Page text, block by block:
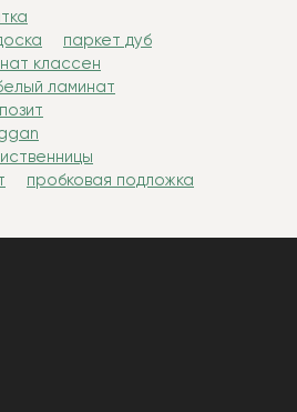
паркет дуб
классен
ламинат
пробковая подложка